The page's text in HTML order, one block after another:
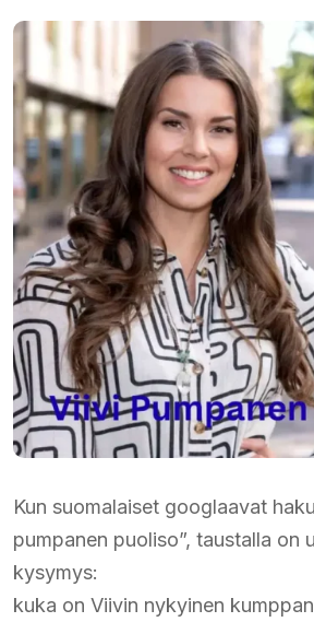
Kun suomalaiset googlaavat
pumpanen puoliso”, taustalla on
kysymys:
kuka on Viivin nykyinen